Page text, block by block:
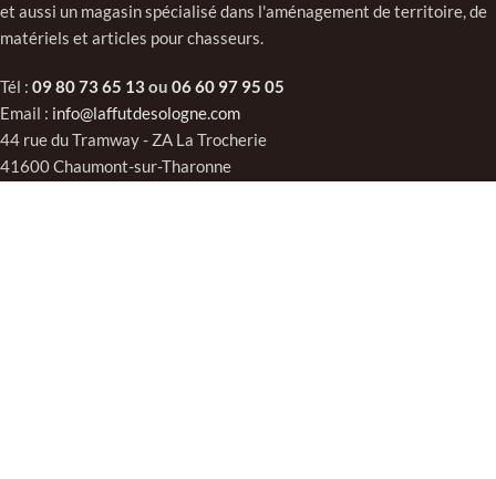
et aussi un magasin spécialisé dans l'aménagement de territoire, de
matériels et articles pour chasseurs.
Tél : 09 80 73 65 13ou 06 60 97 95 05
Email : info@laffutdesologne.com
44 rue du Tramway - ZA La Trocherie
41600 Chaumont-sur-Tharonne